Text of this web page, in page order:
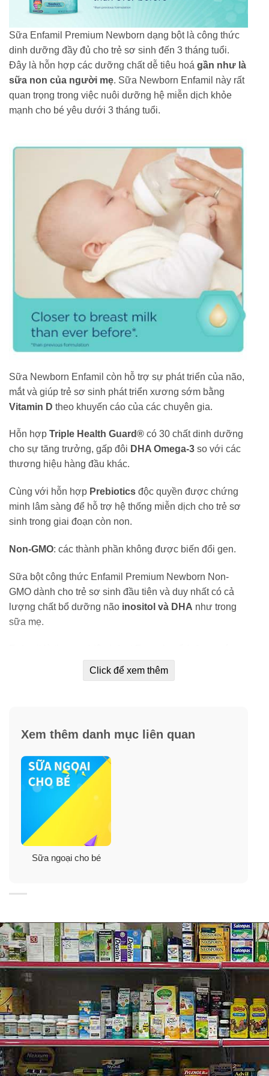
Sữa Enfamil Premium Newborn dạng bột là công thức
dinh dưỡng đầy đủ cho trẻ sơ sinh đến 3 tháng tuổi.
Đây là hỗn hợp các dưỡng chất dễ tiêu hoá gần như là
sữa non của người mẹ. Sữa Newborn Enfamil này rất
quan trọng trong việc nuôi dưỡng hệ miễn dịch khỏe
mạnh cho bé yêu dưới 3 tháng tuổi.
Sữa Newborn Enfamil còn hỗ trợ sự phát triển của não,
mắt và giúp trẻ sơ sinh phát triển xương sớm bằng
Vitamin D theo khuyến cáo của các chuyên gia.
Hỗn hợp Triple Health Guard® có 30 chất dinh dưỡng
cho sự tăng trưởng, gấp đôi DHA Omega-3 so với các
thương hiệu hàng đầu khác.
Cùng với hỗn hợp Prebiotics độc quyền được chứng
minh lâm sàng để hỗ trợ hệ thống miễn dịch cho trẻ sơ
sinh trong giai đoạn còn non.
Non-GMO: các thành phần không được biến đổi gen.
Sữa bột công thức Enfamil Premium Newborn Non-
GMO dành cho trẻ sơ sinh đầu tiên và duy nhất có cả
lượng chất bổ dưỡng não inositol và DHA như trong
sữa mẹ.
bác sĩ nhi khoa khuyên dùng.
Enfamil Newborn Premium Infant Formula
✓Hỗ trợ sự phát triển trí não, nhận thức cho trẻ sơ sinh.
✓Đảm bảo nguồn dinh dưỡng hoàn hảo cho trẻ sơ
sinh dưới 3 tháng.
Click để xem thêm
Xem thêm danh mục liên quan
Sữa ngoại cho bé